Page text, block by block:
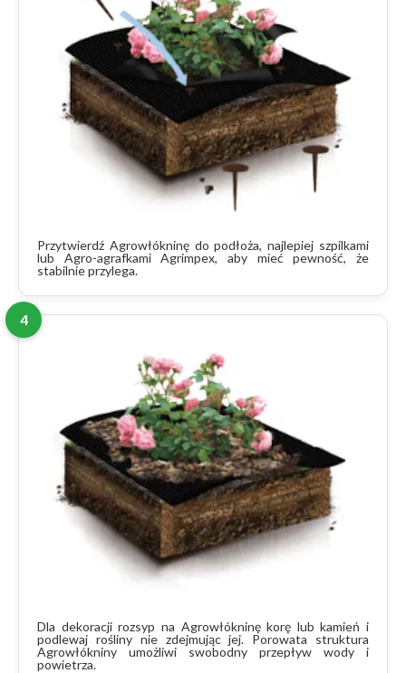
Przytwierdź Agrowłókninę do podłoża, najlepiej szpilkami
lub Agro-agrafkami Agrimpex, aby mieć pewność, że
stabilnie przylega.
4
Dla dekoracji rozsyp na Agrowłókninę korę lub kamień i
podlewaj rośliny nie zdejmując jej. Porowata struktura
Agrowłókniny umożliwi swobodny przepływ wody i
powietrza.